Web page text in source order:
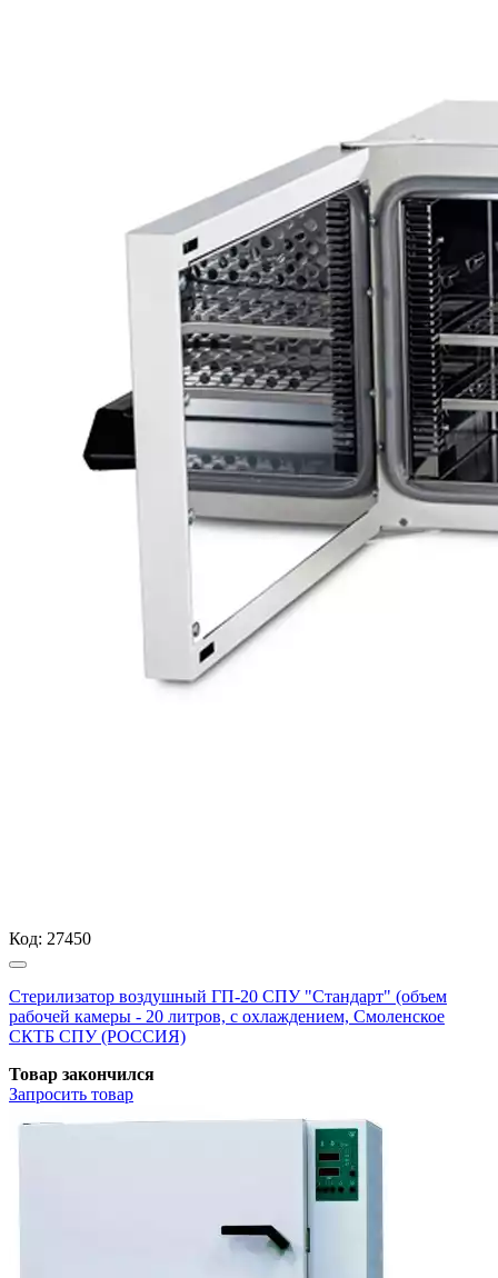
Код: 27450
Стерилизатор воздушный ГП-20 СПУ "Стандарт" (объем
рабочей камеры - 20 литров, с охлаждением, Смоленское
СКТБ СПУ (РОССИЯ)
Товар закончился
Запросить товар